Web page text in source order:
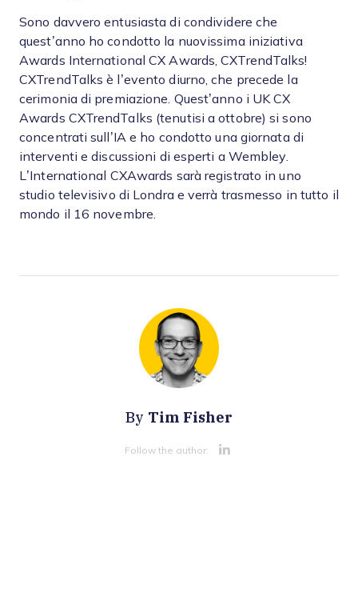
Sono davvero entusiasta di condividere che
quest’anno ho condotto la nuovissima iniziativa
Awards International CX Awards, CXTrendTalks!
CXTrendTalks è l’evento diurno, che precede la
cerimonia di premiazione. Quest’anno i UK CX
Awards CXTrendTalks (tenutisi a ottobre) si sono
concentrati sull’IA e ho condotto una giornata di
interventi e discussioni di esperti a Wembley.
L’International CXAwards sarà registrato in uno
studio televisivo di Londra e verrà trasmesso in tutto il
mondo il 16 novembre.
By Tim Fisher
Follow the author: